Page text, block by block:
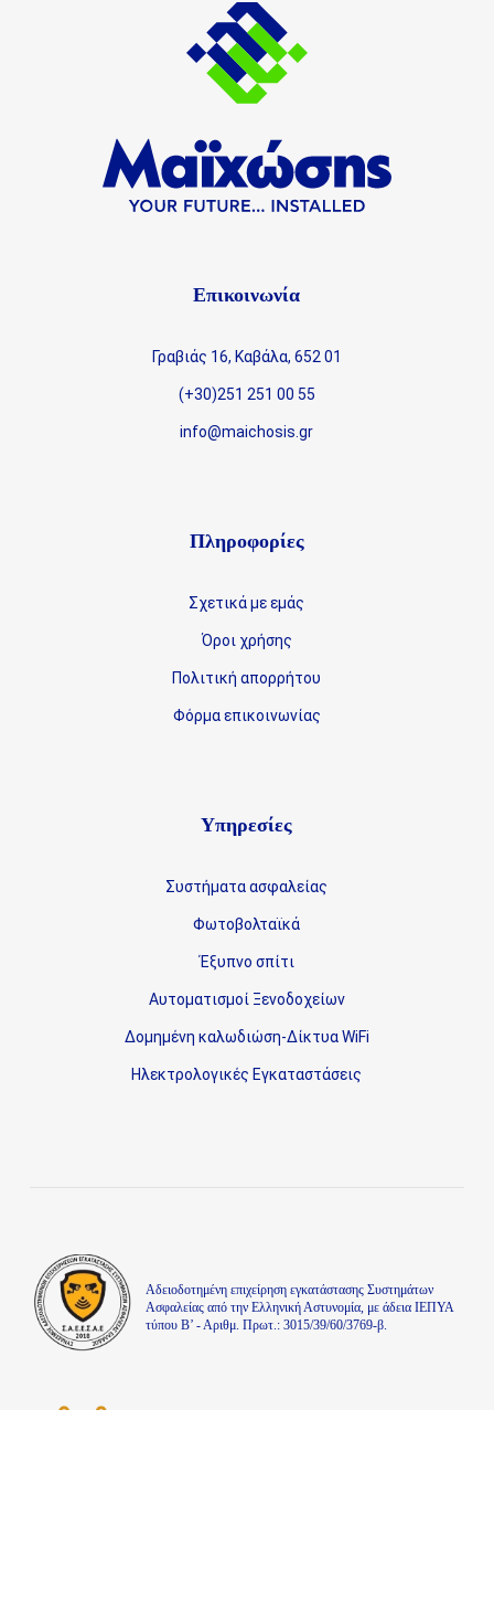
Επικοινωνία
Γραβιάς 16, Καβάλα, 652 01
(+30)251 251 00 55
info@maichosis.gr
Πληροφορίες
Σχετικά με εμάς
Όροι χρήσης
Πολιτική απορρήτου
Φόρμα επικοινωνίας
Υπηρεσίες
Συστήματα ασφαλείας
Φωτοβολταϊκά
Έξυπνο σπίτι
Αυτοματισμοί Ξενοδοχείων
Δομημένη καλωδιώση-Δίκτυα WiFi
Ηλεκτρολογικές Εγκαταστάσεις
Aδειοδοτημένη επιχείρηση εγκατάστασης Συστημάτων
Ασφαλείας από την Ελληνική Αστυνομία, με άδεια ΙΕΠΥΑ
τύπου Β’ - Αριθμ. Πρωτ.: 3015/39/60/3769-β.